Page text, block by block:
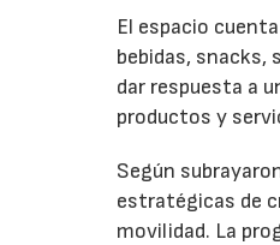
El espacio
bebidas, snacks,
dar respuesta a
productos y
Según
estratégicas de
movilidad. La